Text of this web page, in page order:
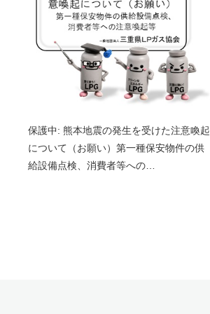
保護中: 熊本地震の発生を受けた注意喚起
について（お願い）第一種保安物件の供
給設備点検、消費者等への…